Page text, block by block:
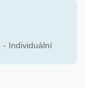
- Individuální